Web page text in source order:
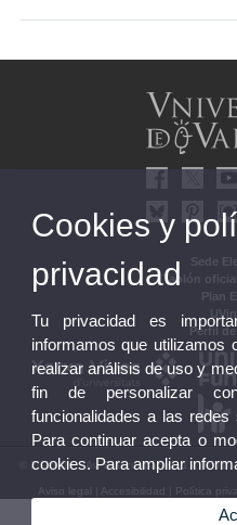
Sede
Tablón
Plan
Perfil
© 2026 UV. - Av. Blasco Ibáñez, 13.
Aviso legal Accesibilidad Política
Cookies y
privacidad
Tu privacidad es
informamos que utilizamos
realizar análisis de uso y
fin de personalizar
funcionalidades a las
Para continuar acepta o
cookies. Para ampliar